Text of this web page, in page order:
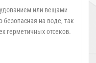
или вещами
безопасная на воде, так
герметичных отсеков.